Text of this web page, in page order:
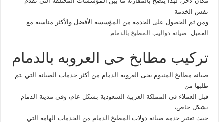
نفس الخدمة
ومن ثم الحصول على الخدمة من المؤسسة الأفضل والأكثر مناسبة مع
العميل. صيانه دواليب المطبخ بالدمام
تركيب مطابخ حى العروبه بالدمام
صيانة مطابخ المنيوم بحى العروبه الدمام من أكثر خدمات الصيانة التي يتم
طلبها من
قبل العملاء في المملكة العربية السعودية بشكل عام، وفي مدينة الدمام
بشكل خاص،
حيث تعتبر خدمة صيانة دولاب المطبخ الدمام من الخدمات الهامة التي